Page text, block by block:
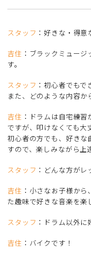
スタッフ ：好きな・得
吉住 ：ブラックミュー
す。
スタッフ ：初心者でも
また、どのような内容か
吉住 ：ドラムは自宅練
ですが、叩けなくても大
初心者の方でも、好きな
すので、楽しみながら上
スタッフ ：どんな方が
吉住 ：小さなお子様か
た趣味で好きな音楽を楽
スタッフ ：ドラム以外
吉住 ：バイクです！